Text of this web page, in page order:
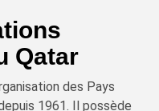
Qatar
des Pays
1961. Il possède